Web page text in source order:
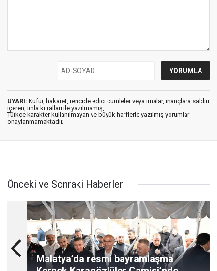
UYARI: Küfür, hakaret, rencide edici cümleler veya imalar, inançlara saldırı
içeren, imla kuralları ile yazılmamış,
Türkçe karakter kullanılmayan ve büyük harflerle yazılmış yorumlar
onaylanmamaktadır.
Önceki ve Sonraki Haberler
Malatya’da resmi bayramlaşma